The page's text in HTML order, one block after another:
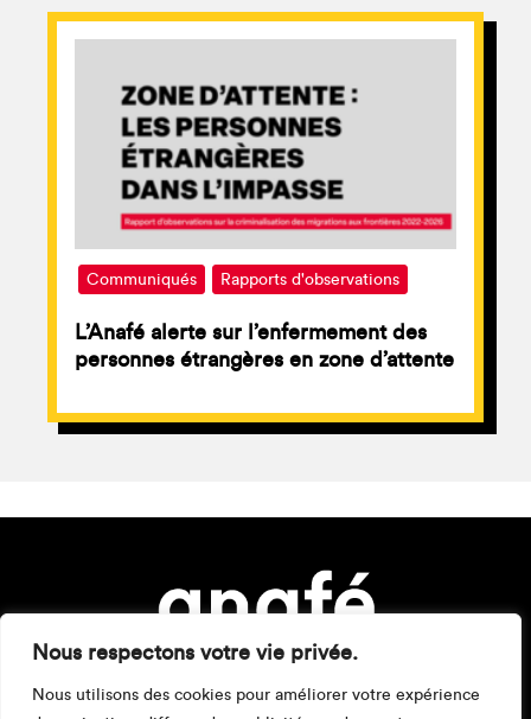
Nous respectons votre vie privée.
Nous utilisons des cookies pour améliorer votre expérience
Communiqués Rapports d'observations
L’Anafé alerte sur l’enfermement des
personnes étrangères en zone d’attente